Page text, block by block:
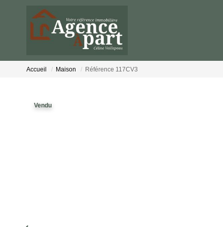
Accueil Maison Référence 117CV3
Vendu